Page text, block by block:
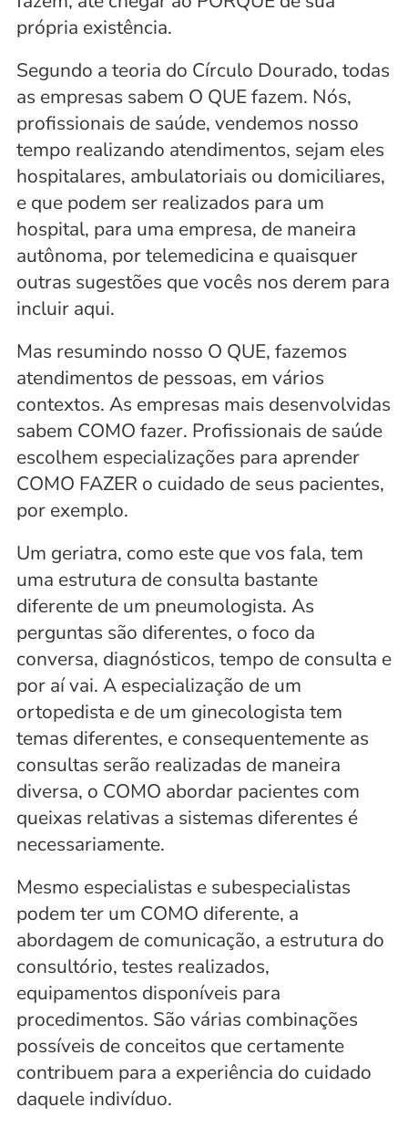
própria existência.
Segundo a teoria do Círculo Dourado, todas
as empresas sabem O QUE fazem. Nós,
profissionais de saúde, vendemos nosso
tempo realizando atendimentos, sejam eles
hospitalares, ambulatoriais ou domiciliares,
e que podem ser realizados para um
hospital, para uma empresa, de maneira
autônoma, por telemedicina e quaisquer
outras sugestões que vocês nos derem para
incluir aqui.
Mas resumindo nosso O QUE, fazemos
atendimentos de pessoas, em vários
contextos. As empresas mais desenvolvidas
sabem COMO fazer. Profissionais de saúde
escolhem especializações para aprender
COMO FAZER o cuidado de seus pacientes,
por exemplo.
Um geriatra, como este que vos fala, tem
uma estrutura de consulta bastante
diferente de um pneumologista. As
perguntas são diferentes, o foco da
conversa, diagnósticos, tempo de consulta e
por aí vai. A especialização de um
ortopedista e de um ginecologista tem
temas diferentes, e consequentemente as
consultas serão realizadas de maneira
diversa, o COMO abordar pacientes com
queixas relativas a sistemas diferentes é
necessariamente.
Mesmo especialistas e subespecialistas
podem ter um COMO diferente, a
abordagem de comunicação, a estrutura do
consultório, testes realizados,
equipamentos disponíveis para
procedimentos. São várias combinações
possíveis de conceitos que certamente
contribuem para a experiência do cuidado
daquele indivíduo.